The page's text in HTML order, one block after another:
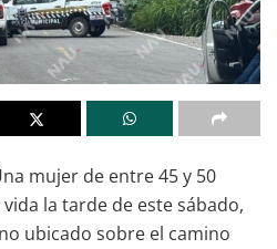
mujer de entre 45 y 50
la tarde de este sábado,
ubicado sobre el camino